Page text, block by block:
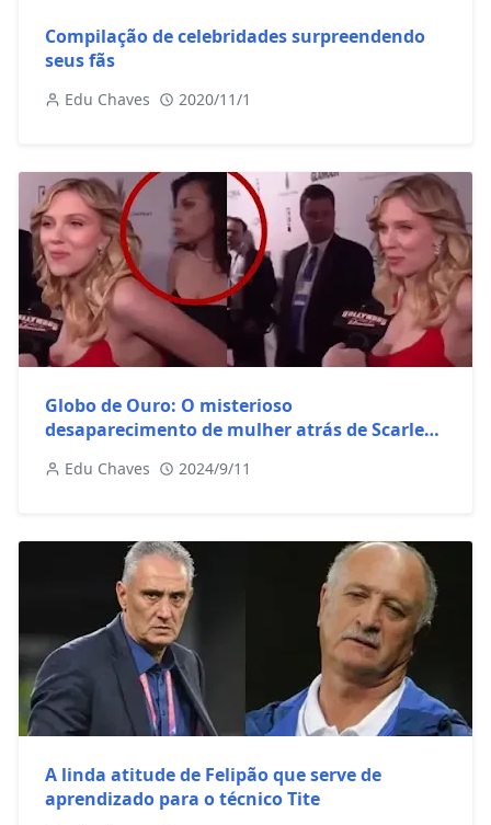
Compilação de celebridades surpreendendo
seus fãs
Edu Chaves 2020/11/1
Globo de Ouro: O misterioso
desaparecimento de mulher atrás de Scarlett
Edu Chaves 2024/9/11
A linda atitude de Felipão que serve de
aprendizado para o técnico Tite